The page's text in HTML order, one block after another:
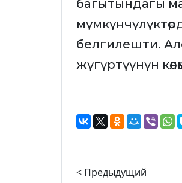
багытындагы
белгилешти.
жүгүртүүнүн
< Предыдущий